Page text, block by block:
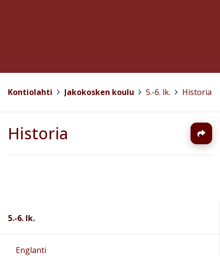
Kontiolahti Jakokosken koulu 5.-6. lk. Historia
Historia
5.-6. lk.
Englanti